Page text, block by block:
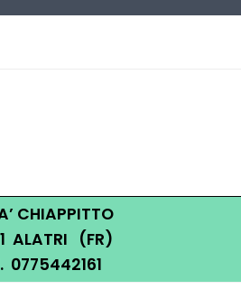
CHIAPPITTO
ALATRI (FR)
0775442161